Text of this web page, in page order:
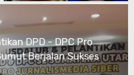
DPD - DPC Pro
Berjalan Sukses